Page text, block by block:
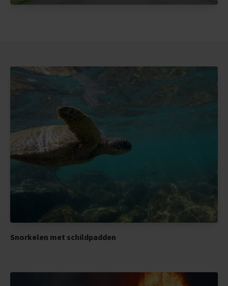
Snorkelen met schildpadden